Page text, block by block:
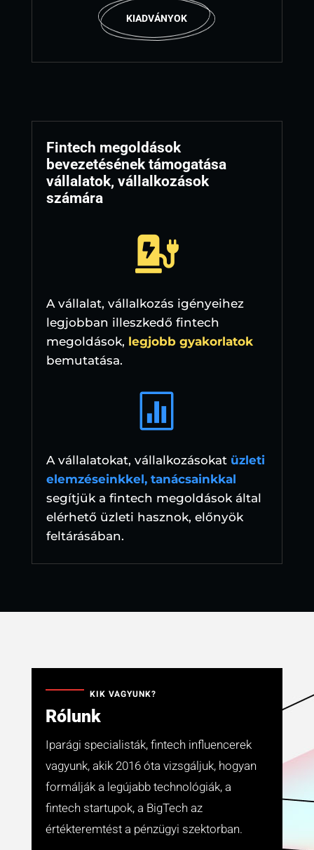
KIADVÁNYOK
Fintech megoldások
bevezetésének támogatása
vállalatok, vállalkozások
számára

A vállalat, vállalkozás igényeihez
legjobban illeszkedő fintech
megoldások, legjobb gyakorlatok
bemutatása.

A vállalatokat, vállalkozásokat üzleti
elemzéseinkkel, tanácsainkkal
segítjük a fintech megoldások által
elérhető üzleti hasznok, előnyök
feltárásában.
KIK VAGYUNK?
Rólunk
Iparági specialisták, fintech influencerek
vagyunk, akik 2016 óta vizsgáljuk, hogyan
formálják a legújabb technológiák, a
fintech startupok, a BigTech az
értékteremtést a pénzügyi szektorban.